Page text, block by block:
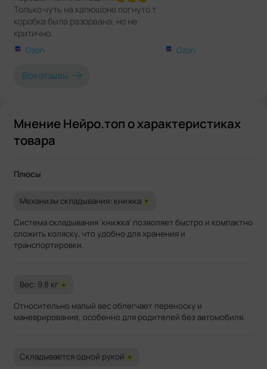
Только чуть на капюшоне погнуто т
коробка была разорвана, но не
критично.
Ozon Ozon
Все отзывы
Мнение Нейро.топ о характеристиках
товара
Плюсы
Механизм складывания: книжка +
Система складывания 'книжка' позволяет быстро и компактно
сложить коляску, что удобно для хранения и
транспортировки.
Вес: 9.8 кг +
Относительно малый вес облегчает переноску и
маневрирование, особенно для родителей без автомобиля.
Складывается одной рукой +